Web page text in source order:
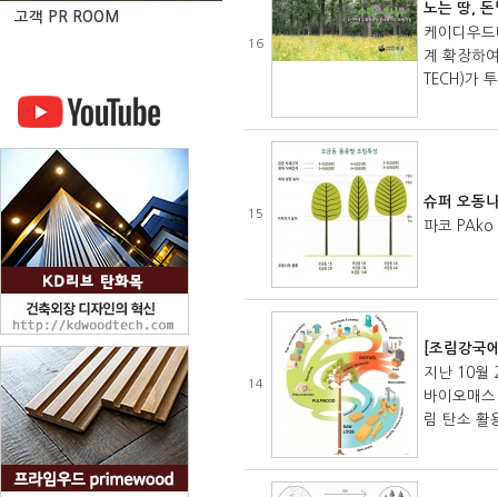
고객 PR ROOM
16
노는 땅,
케이디우
계 확장하
TECH)가
15
슈퍼 오동
파코
14
[조림강국
지난 10월
바이오매
림 탄소 활